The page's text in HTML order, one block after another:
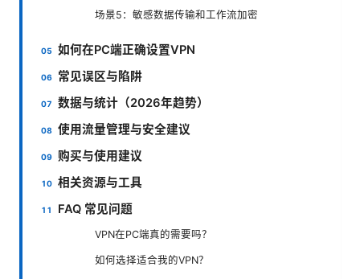
场景5：敏感数据传输和工作流加密
如何在PC端正确设置VPN
常见误区与陷阱
数据与统计（2026年趋势）
使用流量管理与安全建议
购买与使用建议
相关资源与工具
FAQ 常见问题
VPN在PC端真的需要吗？
如何选择适合我的VPN？